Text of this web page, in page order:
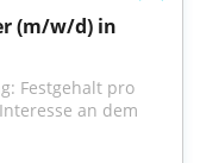
(m/w/d) in
Festgehalt pro
an dem